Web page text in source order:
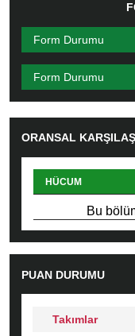
Form Durumu
Form Durumu
ORANSAL
HÜCUM
Bu
PUAN DURUMU
Takımlar